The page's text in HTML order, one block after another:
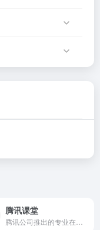
到无法访问的情
资源，具体网站的
以使用页面上的
腾讯课堂